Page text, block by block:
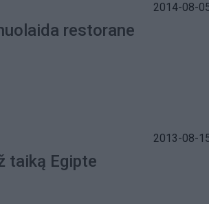
2014-08-
restorane
2013-08-
taiką Egipte